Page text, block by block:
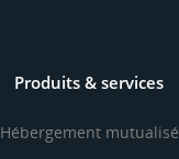
Produits & services
Hébergement mutualisé